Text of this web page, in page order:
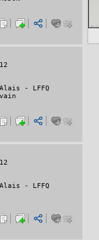
- LFFQ
- LFFQ